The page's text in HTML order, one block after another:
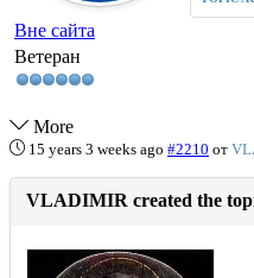
Вне сайта
Ветеран
More
15 years 3 weeks ago #2210 от
VLADIMIR created the